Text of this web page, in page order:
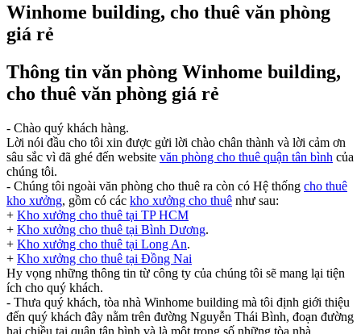
Winhome building, cho thuê văn phòng
giá rẻ
Thông tin văn phòng Winhome building,
cho thuê văn phòng giá rẻ
- Chào quý khách hàng.
Lời nói đầu cho tôi xin được gửi lời chào chân thành và lời cảm ơn
sâu sắc vì đã ghé đến website văn phòng cho thuê quận tân bình của
chúng tôi.
- Chúng tôi ngoài văn phòng cho thuê ra còn có Hệ thống cho thuê
kho xưởng, gồm có các kho xưởng cho thuê như sau:
+ Kho xưởng cho thuê tại TP HCM
+ Kho xưởng cho thuê tại Bình Dương.
+ Kho xưởng cho thuê tại Long An.
+ Kho xưởng cho thuê tại Đồng Nai
Hy vọng những thông tin từ công ty của chúng tôi sẽ mang lại tiện
ích cho quý khách.
- Thưa quý khách, tòa nhà Winhome building mà tôi định giới thiệu
đến quý khách đây nằm trên đường Nguyễn Thái Bình, đoạn đường
hai chiều tại quận tân bình và là một trong số những tòa nhà